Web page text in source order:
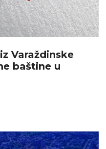
Varaždinske
baštine u